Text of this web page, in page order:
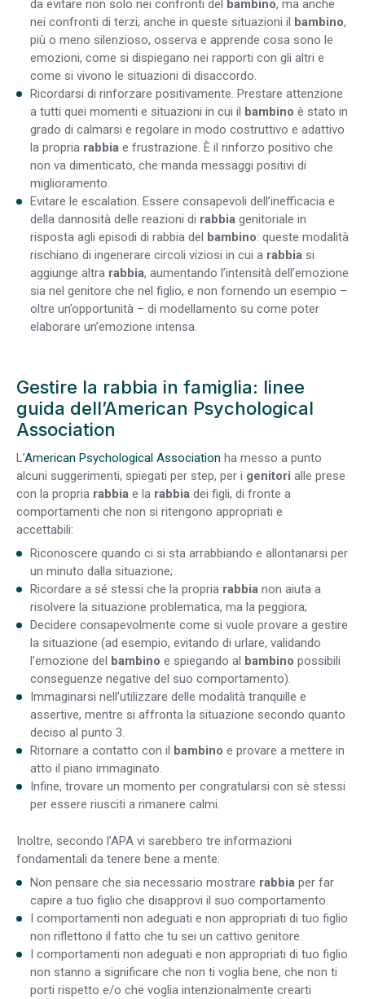
da evitare non solo nei confronti del bambino, ma anche
nei confronti di terzi; anche in queste situazioni il bambino,
più o meno silenzioso, osserva e apprende cosa sono le
emozioni, come si dispiegano nei rapporti con gli altri e
come si vivono le situazioni di disaccordo.
Ricordarsi di rinforzare positivamente. Prestare attenzione
a tutti quei momenti e situazioni in cui il bambino è stato in
grado di calmarsi e regolare in modo costruttivo e adattivo
la propria rabbia e frustrazione. È il rinforzo positivo che
non va dimenticato, che manda messaggi positivi di
miglioramento.
Evitare le escalation. Essere consapevoli dell’inefficacia e
della dannosità delle reazioni di rabbia genitoriale in
risposta agli episodi di rabbia del bambino: queste modalità
rischiano di ingenerare circoli viziosi in cui a rabbia si
aggiunge altra rabbia, aumentando l’intensità dell’emozione
sia nel genitore che nel figlio, e non fornendo un esempio –
oltre un’opportunità – di modellamento su come poter
elaborare un’emozione intensa.
Gestire la rabbia in famiglia: linee
guida dell’American Psychological
Association
L’American Psychological Association ha messo a punto
alcuni suggerimenti, spiegati per step, per i genitori alle prese
con la propria rabbia e la rabbia dei figli, di fronte a
comportamenti che non si ritengono appropriati e
accettabili:
Riconoscere quando ci si sta arrabbiando e allontanarsi per
un minuto dalla situazione;
Ricordare a sé stessi che la propria rabbia non aiuta a
risolvere la situazione problematica, ma la peggiora;
Decidere consapevolmente come si vuole provare a gestire
la situazione (ad esempio, evitando di urlare, validando
l’emozione del bambino e spiegando al bambino possibili
conseguenze negative del suo comportamento).
Immaginarsi nell’utilizzare delle modalità tranquille e
assertive, mentre si affronta la situazione secondo quanto
deciso al punto 3.
Ritornare a contatto con il bambino e provare a mettere in
atto il piano immaginato.
Infine, trovare un momento per congratularsi con sè stessi
per essere riusciti a rimanere calmi.
Inoltre, secondo l’APA vi sarebbero tre informazioni
fondamentali da tenere bene a mente:
Non pensare che sia necessario mostrare rabbia per far
capire a tuo figlio che disapprovi il suo comportamento.
I comportamenti non adeguati e non appropriati di tuo figlio
non riflettono il fatto che tu sei un cattivo genitore.
I comportamenti non adeguati e non appropriati di tuo figlio
non stanno a significare che non ti voglia bene, che non ti
porti rispetto e/o che voglia intenzionalmente crearti